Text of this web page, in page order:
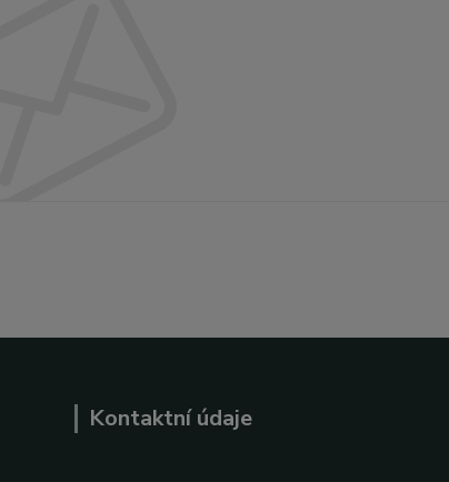
Kontaktní údaje